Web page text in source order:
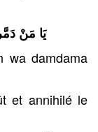
يَا مَنْ
wa damdama
et annihilé le